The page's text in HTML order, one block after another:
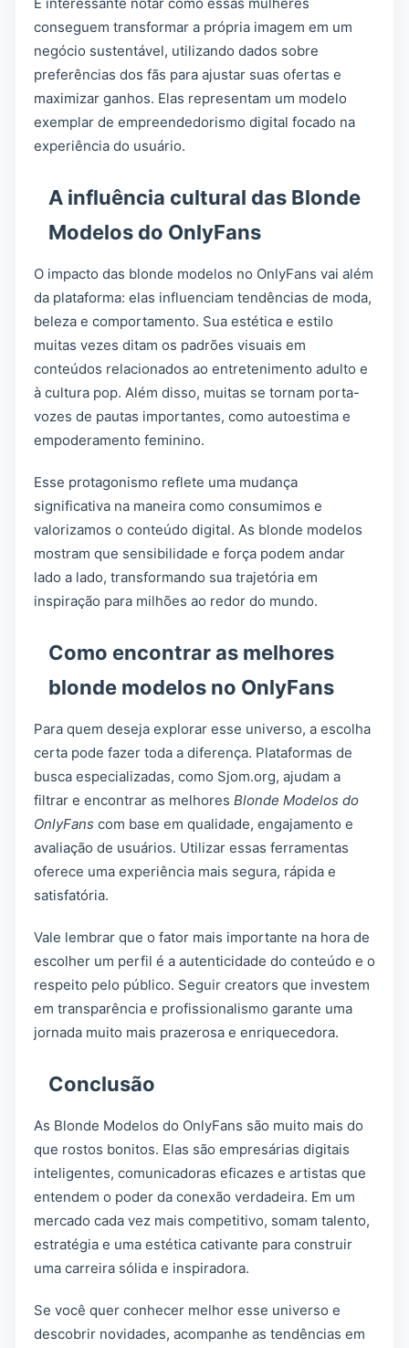
conseguem transformar a própria imagem em um
negócio sustentável, utilizando dados sobre
preferências dos fãs para ajustar suas ofertas e
maximizar ganhos. Elas representam um modelo
exemplar de empreendedorismo digital focado na
experiência do usuário.
A influência cultural das Blonde
Modelos do OnlyFans
O impacto das blonde modelos no OnlyFans vai além
da plataforma: elas influenciam tendências de moda,
beleza e comportamento. Sua estética e estilo
muitas vezes ditam os padrões visuais em
conteúdos relacionados ao entretenimento adulto e
à cultura pop. Além disso, muitas se tornam porta-
vozes de pautas importantes, como autoestima e
empoderamento feminino.
Esse protagonismo reflete uma mudança
significativa na maneira como consumimos e
valorizamos o conteúdo digital. As blonde modelos
mostram que sensibilidade e força podem andar
lado a lado, transformando sua trajetória em
inspiração para milhões ao redor do mundo.
Como encontrar as melhores
blonde modelos no OnlyFans
Para quem deseja explorar esse universo, a escolha
certa pode fazer toda a diferença. Plataformas de
busca especializadas, como Sjom.org, ajudam a
filtrar e encontrar as melhores Blonde Modelos do
OnlyFans com base em qualidade, engajamento e
avaliação de usuários. Utilizar essas ferramentas
oferece uma experiência mais segura, rápida e
satisfatória.
Vale lembrar que o fator mais importante na hora de
escolher um perfil é a autenticidade do conteúdo e o
respeito pelo público. Seguir creators que investem
em transparência e profissionalismo garante uma
jornada muito mais prazerosa e enriquecedora.
Conclusão
As Blonde Modelos do OnlyFans são muito mais do
que rostos bonitos. Elas são empresárias digitais
inteligentes, comunicadoras eficazes e artistas que
entendem o poder da conexão verdadeira. Em um
mercado cada vez mais competitivo, somam talento,
estratégia e uma estética cativante para construir
uma carreira sólida e inspiradora.
Se você quer conhecer melhor esse universo e
descobrir novidades, acompanhe as tendências em